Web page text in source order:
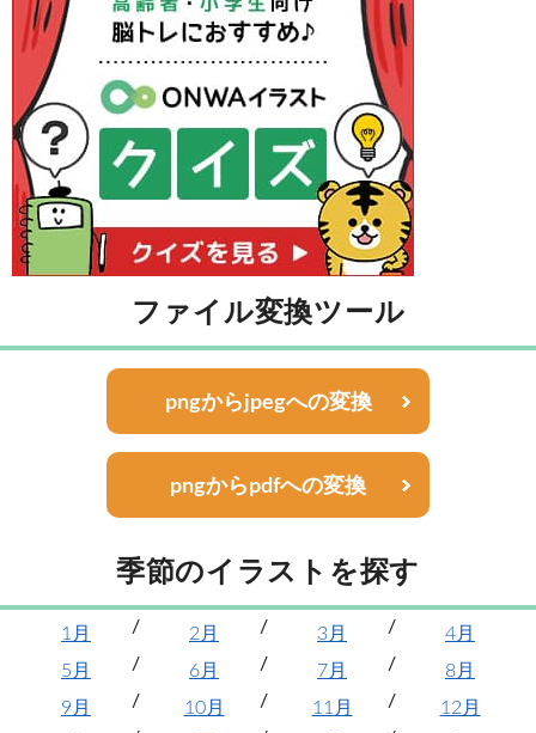
ファイル変換ツール
pngからjpegへの変換
pngからpdfへの変換
季節のイラストを探す
1月 2月 3月
4月
5月
6月 7月
8月
9月
10月 11月
12月